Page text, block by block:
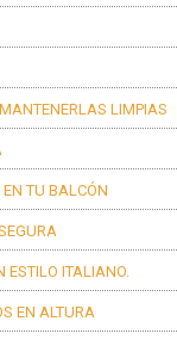
LIMPIAS
TU BALCÓN
ESTILO ITALIANO.
EN ALTURA